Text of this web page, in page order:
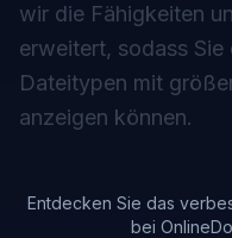
wir die Fähigkeiten
erweitert, sodass Sie
Dateitypen mit
anzeigen können.
Entdecken Sie das
bei